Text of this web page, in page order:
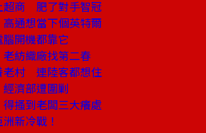
超商 肥了對手智冠
通想當下個英特爾
開機都靠它
紡織廠找第二春
老村 連陸客都想住
濟部遭圍剿
搔到老闆三大癢處
新冷戰！